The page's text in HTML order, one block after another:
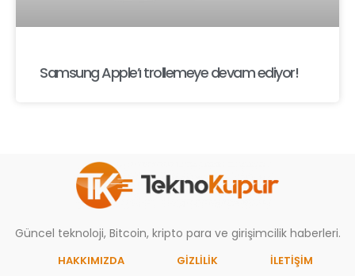
Samsung Apple’ı trollemeye devam ediyor!
Güncel teknoloji, Bitcoin, kripto para ve girişimcilik haberleri.
HAKKIMIZDA GIZLILIK İLETİŞİM